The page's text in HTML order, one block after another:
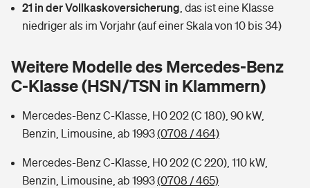
Tools
Hochwasser-Check: Wie gefährdet ist Ihr Haus?
Wer versichert was: Jetzt Versicherer finden
Sie haben Fragen?
Handyversicherung
Private Cyberversicherung
Musikinstrumentenversicherung
Zur Übersicht
Tools
Sie haben Fragen?
Rentenrechner: Wie viel Geld bekomme ich im Alter?
21 in der Vollkaskoversicherung das ist eine Klasse
niedriger als im Vorjahr (auf einer Skala von 10 bis 34)
Weitere Modelle des Mercedes-Benz
C-Klasse (HSN/TSN in Klammern)
Mercedes-Benz C-Klasse, H0 202 (C 180), 90 kW,
Benzin, Limousine, ab 1993(0708 / 464)
Mercedes-Benz C-Klasse, H0 202 (C 220), 110 kW,
Benzin, Limousine, ab 1993(0708 / 465)